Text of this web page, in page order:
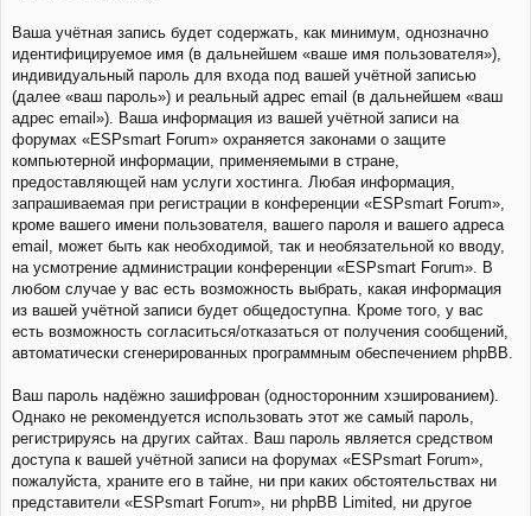
Ваша учётная запись будет содержать, как минимум, однозначно
идентифицируемое имя (в дальнейшем «ваше имя пользователя»),
индивидуальный пароль для входа под вашей учётной записью
(далее «ваш пароль») и реальный адрес email (в дальнейшем «ваш
адрес email»). Ваша информация из вашей учётной записи на
форумах «ESPsmart Forum» охраняется законами о защите
компьютерной информации, применяемыми в стране,
предоставляющей нам услуги хостинга. Любая информация,
запрашиваемая при регистрации в конференции «ESPsmart Forum»,
кроме вашего имени пользователя, вашего пароля и вашего адреса
email, может быть как необходимой, так и необязательной ко вводу,
на усмотрение администрации конференции «ESPsmart Forum». В
любом случае у вас есть возможность выбрать, какая информация
из вашей учётной записи будет общедоступна. Кроме того, у вас
есть возможность согласиться/отказаться от получения сообщений,
автоматически сгенерированных программным обеспечением phpBB.
Ваш пароль надёжно зашифрован (односторонним хэшированием).
Однако не рекомендуется использовать этот же самый пароль,
регистрируясь на других сайтах. Ваш пароль является средством
доступа к вашей учётной записи на форумах «ESPsmart Forum»,
пожалуйста, храните его в тайне, ни при каких обстоятельствах ни
представители «ESPsmart Forum», ни phpBB Limited, ни другое